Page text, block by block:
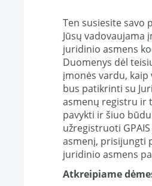
Ten susiesite savo
Jūsų vadovaujama
juridinio asmens
Duomenys dėl
įmonės vardu, kaip
bus patikrinti su
asmenų registru ir
pavykti ir šiuo būdu
užregistruoti
asmenį, prisijungti
juridinio asmens
Atkreipiame